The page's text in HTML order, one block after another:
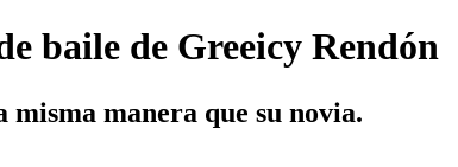
baile de Greeicy Rendón
misma manera que su novia.